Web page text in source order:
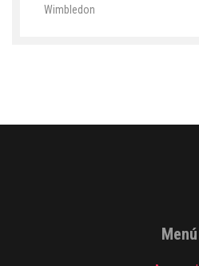
Wimbledon
Menú